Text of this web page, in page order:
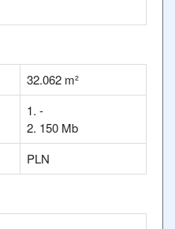
32.062 m²
1. -
2. 150 Mb
PLN